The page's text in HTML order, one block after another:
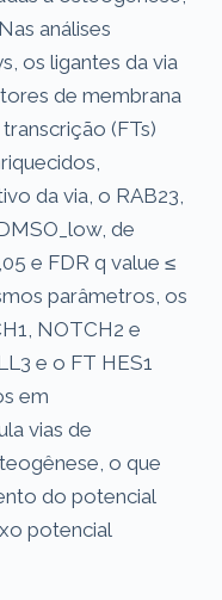
análises
os ligantes da via
de membrana
(FTs)
da via, o RAB23,
de
e FDR q value ≤
parâmetros, os
NOTCH2 e
e o FT HES1
em
vias de
o que
do potencial
potencial